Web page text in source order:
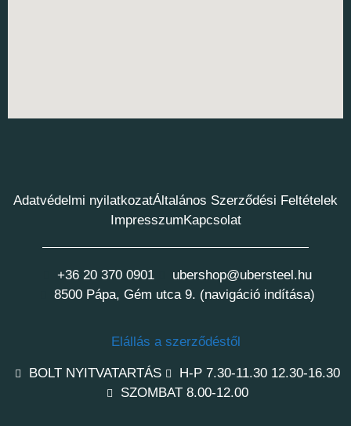
Adatvédelmi nyilatkozatÁltalános Szerződési Feltételek
Impresszum Kapcsolat
+36 20 370 0901
ubershop@ubersteel.hu
8500 Pápa, Gém utca 9. (navigáció indítása)
Elállás a szerződéstől
BOLT NYITVATARTÁS
H-P 7.30-11.30 12.30-16.30
SZOMBAT 8.00-12.00